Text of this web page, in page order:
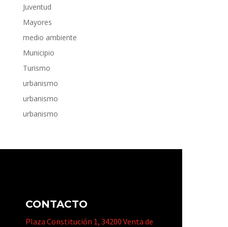
Juventud
Mayores
medio ambiente
Municipio
Turismo
urbanismo
urbanismo
urbanismo
CONTACTO
Plaza Constitución 1, 34200 Venta de